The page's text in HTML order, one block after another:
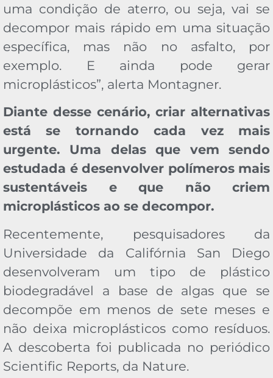
uma condição de aterro, ou seja, vai se
decompor mais rápido em uma situação
específica, mas não no asfalto, por
exemplo. E ainda pode gerar
microplásticos”, alerta Montagner.
Diante desse cenário, criar alternativas
está se tornando cada vez mais
urgente. Uma delas que vem sendo
estudada é desenvolver polímeros mais
sustentáveis e que não criem
microplásticos ao se decompor.
Recentemente, pesquisadores da
Universidade da Califórnia San Diego
desenvolveram um tipo de plástico
biodegradável a base de algas que se
decompõe em menos de sete meses e
não deixa microplásticos como resíduos.
A descoberta foi publicada no periódico
Scientific Reports, da Nature.